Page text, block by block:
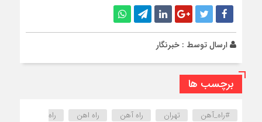
ارسال توسط : خبرنگار
برچسب ها
#راه_آهن تهران راه آهن راه اهن
راه